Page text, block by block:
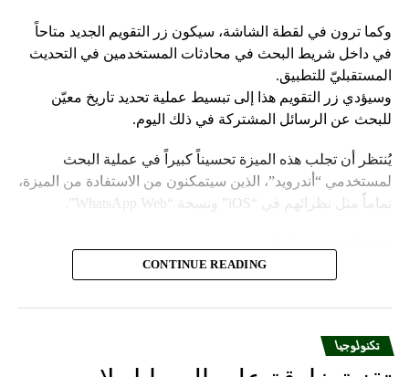
وكما ترون في لقطة الشاشة، سيكون زر التقويم الجديد متاحاً
في داخل شريط البحث في محادثات المستخدمين في التحديث
المستقبليّ للتطبيق.
وسيؤدي زر التقويم هذا إلى تبسيط عملية تحديد تاريخ معيّن
للبحث عن الرسائل المشتركة في ذلك اليوم.
يُنتظر أن تجلب هذه الميزة تحسيناً كبيراً في عملية البحث
لمستخدمي “أندرويد”، الذين سيتمكنون من الاستفادة من الميزة،
تماماً مثل نظرائهم في “iOS” ونسخة “WhatsApp Web”.
يعمل تطبيق “واتساب” على تقديم ميزة جديدة لمستخدميه تتيح
البحث عن الرسائل حسب تواريخها المحدّدة، ممّا يوفّر مستوى
أفاد به موقع “wabetainfo”.
CONTINUE READING
تكنولوجيا